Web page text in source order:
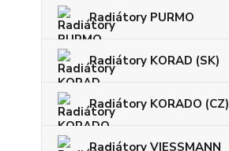
Radiátory PURMO
Radiátory KORAD (SK)
Radiátory KORADO (CZ)
Radiátory VIESSMANN